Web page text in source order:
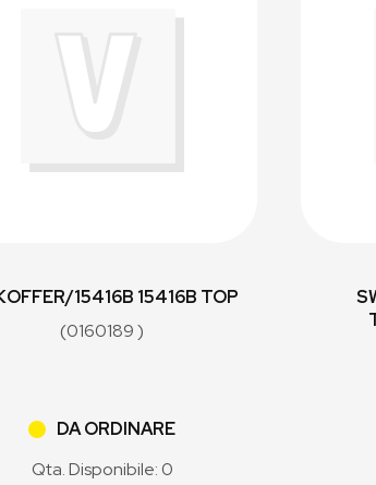
15416B 15416B TOP
(0160189 )
DA ORDINARE
Qta. Disponibile: 0